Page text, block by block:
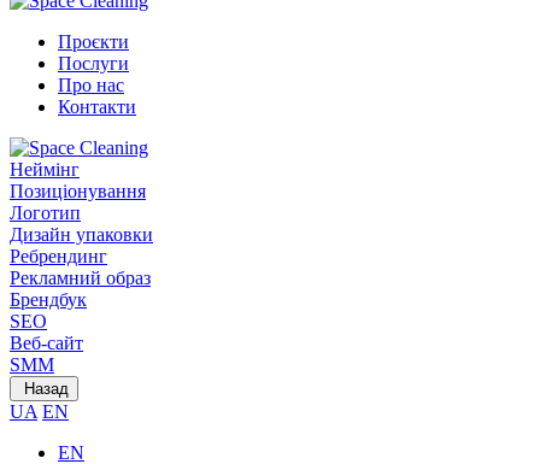
Проєкти
Послуги
Про нас
Контакти
Неймінг
Позиціонування
Логотип
Дизайн упаковки
Ребрендинг
Рекламний образ
Брендбук
SEO
Веб-сайт
SMM
Назад
UA EN
EN